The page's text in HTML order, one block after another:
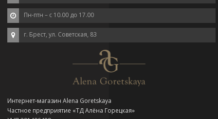
Пн-птн – с 10.00 до 17.00
г. Брест, ул. Советская, 83
Интернет-магазин Alena Goretskaya
Частное предприятие «ТД Алёна Горецкая»